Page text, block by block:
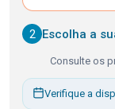
2 Escolha a
Consulte os
Verifique a